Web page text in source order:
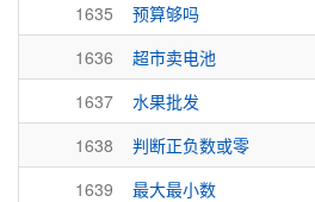
1635
预算够吗
1636
超市卖电池
1637
水果批发
1638
判断正负数或零
1639
最大最小数